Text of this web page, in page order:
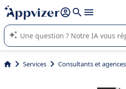
répondre (plusieurs lignes avec
L'IA de Appvizer vous guide dans
logiciel SaaS en entreprise.
Services Consultants et